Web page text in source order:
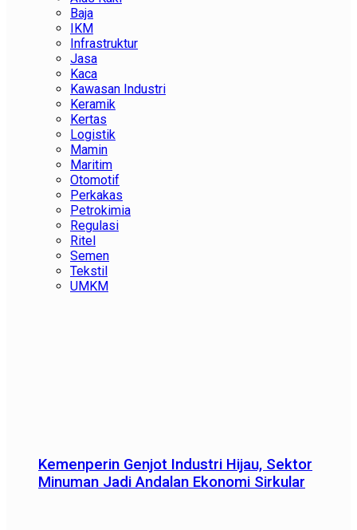
Baja
IKM
Infrastruktur
Jasa
Kaca
Kawasan Industri
Keramik
Kertas
Logistik
Mamin
Maritim
Otomotif
Perkakas
Petrokimia
Regulasi
Ritel
Semen
Tekstil
UMKM
Kemenperin Genjot Industri Hijau, Sektor
Minuman Jadi Andalan Ekonomi Sirkular